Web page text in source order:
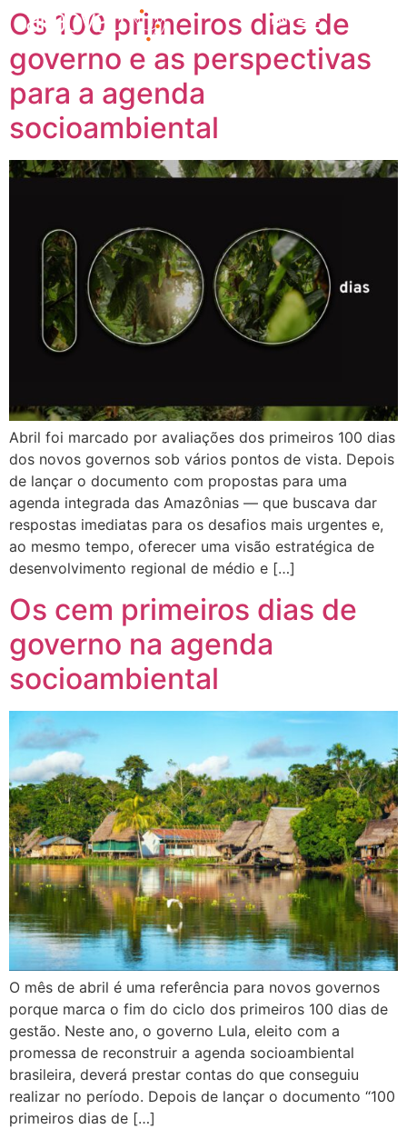
EN
Os 100 primeiros dias de
governo e as perspectivas
para a agenda
socioambiental
Abril foi marcado por avaliações dos primeiros 100 dias
dos novos governos sob vários pontos de vista. Depois
de lançar o documento com propostas para uma
agenda integrada das Amazônias — que buscava dar
respostas imediatas para os desafios mais urgentes e,
ao mesmo tempo, oferecer uma visão estratégica de
desenvolvimento regional de médio e […]
Os cem primeiros dias de
governo na agenda
socioambiental
O mês de abril é uma referência para novos governos
porque marca o fim do ciclo dos primeiros 100 dias de
gestão. Neste ano, o governo Lula, eleito com a
promessa de reconstruir a agenda socioambiental
brasileira, deverá prestar contas do que conseguiu
realizar no período. Depois de lançar o documento “100
primeiros dias de […]